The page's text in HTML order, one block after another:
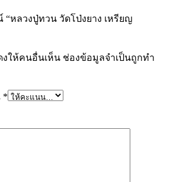
หลวงปู่ทวน วัดโป่งยาง เหรียญ
ให้คนอื่นเห็น ช่องข้อมูลจำเป็นถูกทำ
*